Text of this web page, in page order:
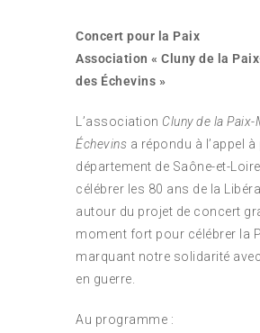
Concert pour la Paix
Association « Cluny de la
des Échevins »
L’association Cluny de la
Échevins a répondu à l’appel
département de Saône-et-
célébrer les 80 ans de la
autour du projet de concert
moment fort pour célébrer la
marquant notre solidarité
en guerre.
Au programme :